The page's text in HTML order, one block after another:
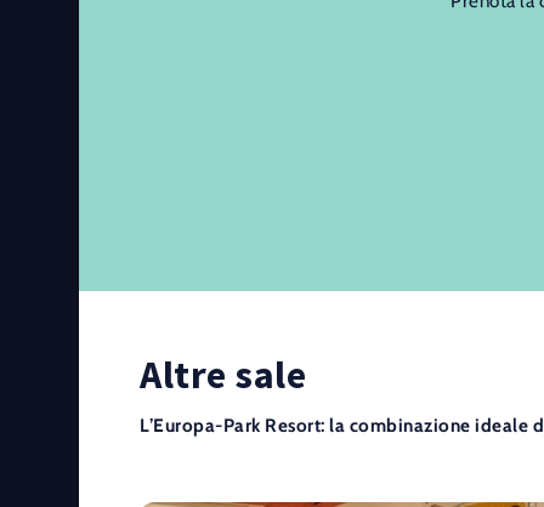
Altre sale
L’Europa-Park Resort: la combinazione